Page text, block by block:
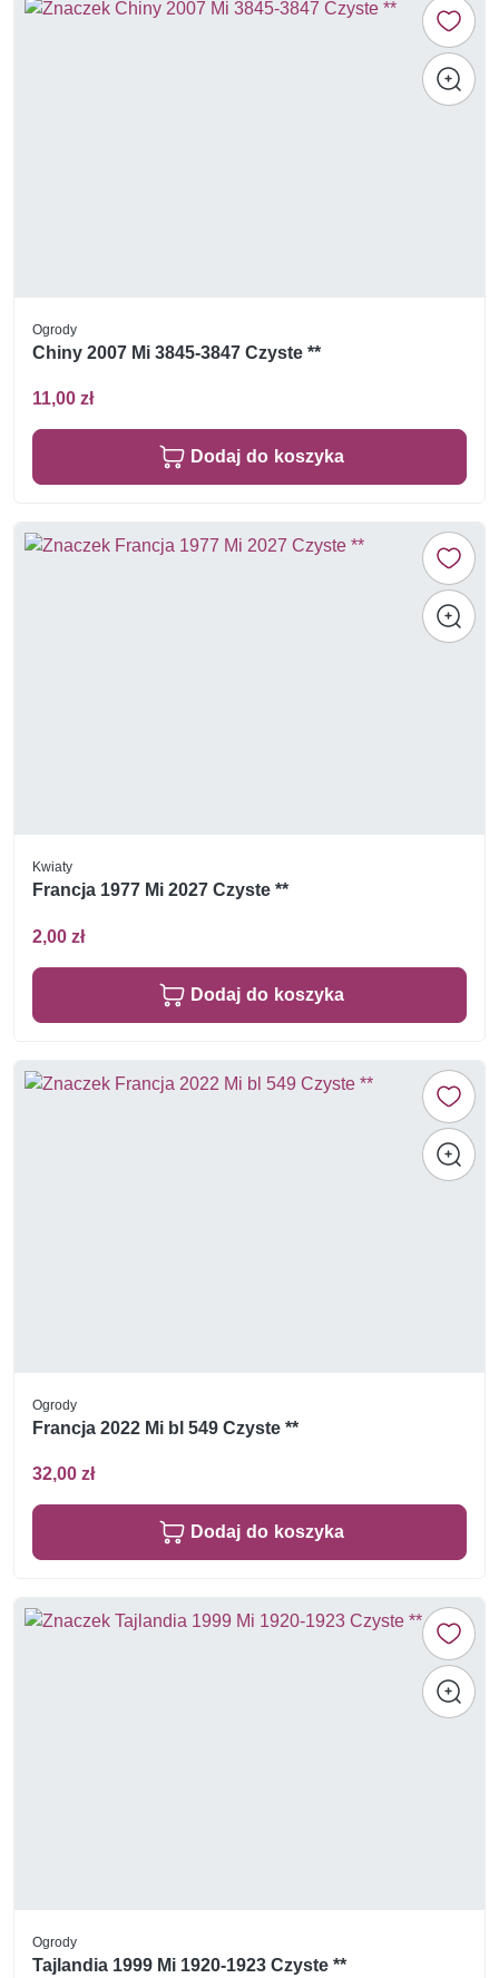
Ogrody
Chiny 2007 Mi 3845-3847 Czyste **
11,00 zł
Dodaj do koszyka
Kwiaty
Francja 1977 Mi 2027 Czyste **
2,00 zł
Dodaj do koszyka
Ogrody
Francja 2022 Mi bl 549 Czyste **
32,00 zł
Dodaj do koszyka
Ogrody
Tajlandia 1999 Mi 1920-1923 Czyste **